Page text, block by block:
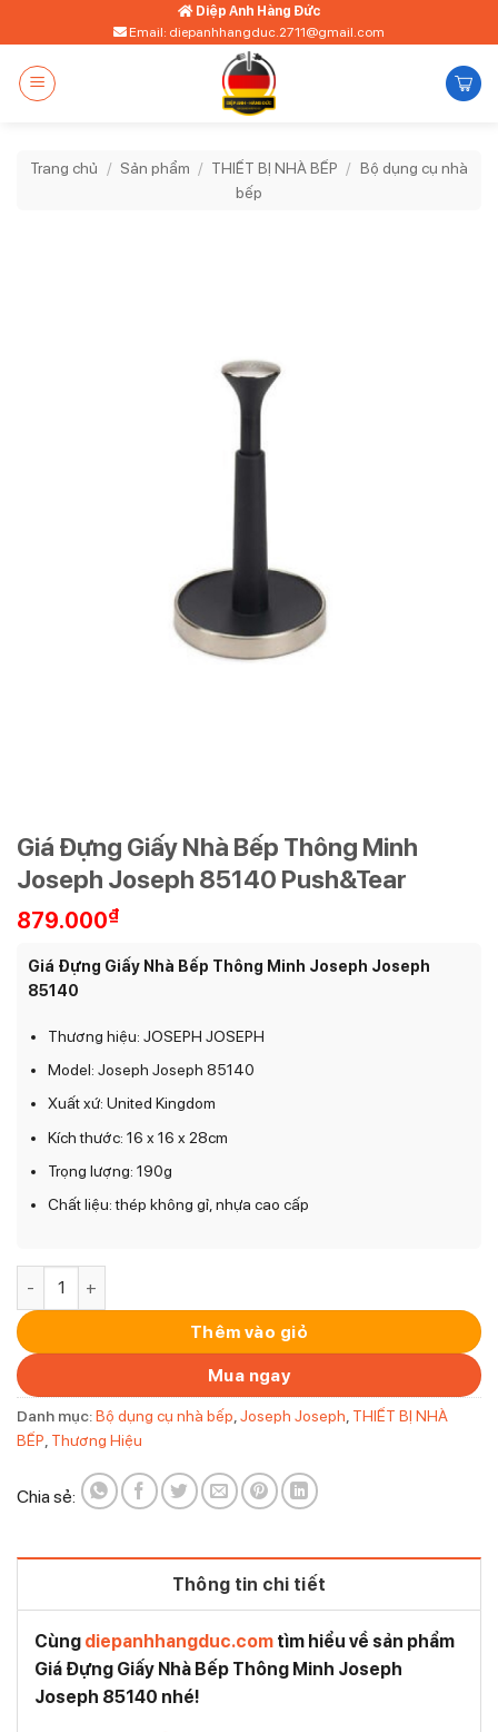
qua
dung
Diệp Anh Hàng Đức
Email: diepanhhangduc.2711@gmail.com
Trang chủ / Sản phẩm / THIẾT BỊ NHÀ BẾP / Bộ dụng cụ nhà
bếp
Giá Đựng Giấy Nhà Bếp Thông Minh
Joseph Joseph 85140 Push&Tear
879.000₫
Giá Đựng Giấy Nhà Bếp Thông Minh Joseph Joseph
85140
Thương hiệu: JOSEPH JOSEPH
Model: Joseph Joseph 85140
Xuất xứ: United Kingdom
Kích thước: 16 x 16 x 28cm
Trọng lượng: 190g
Chất liệu: thép không gỉ, nhựa cao cấp
Giá Đựng Giấy Nhà Bếp Thông Minh Joseph Joseph 85140
Thêm vào giỏ
Mua ngay
Danh mục:Bộ dụng cụ nhà bếp Joseph Joseph THIẾT BỊ NHÀ
BẾP Thương Hiệu
Chia sẻ:
Thông tin chi tiết
Cùng diepanhhangduc.com tìm hiểu về sản phẩm
Giá Đựng Giấy Nhà Bếp Thông Minh Joseph
Joseph 85140 nhé!